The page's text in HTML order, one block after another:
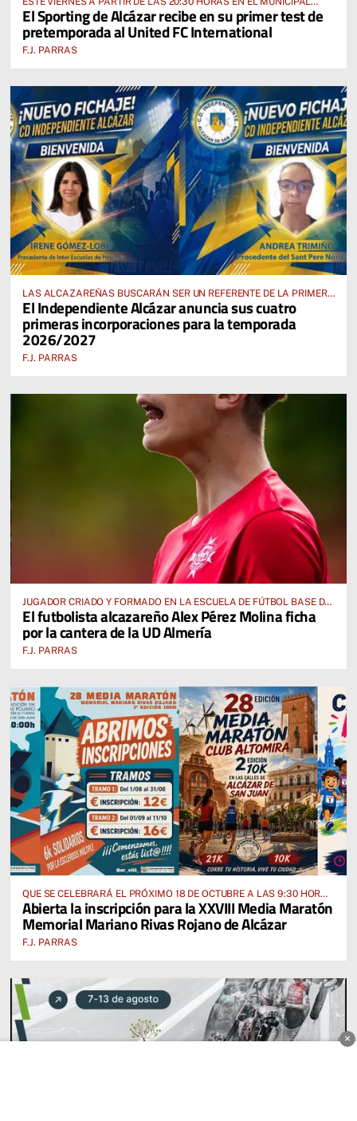
“MANUEL DELGADO MECO”
El Sporting de Alcázar recibe en su primer test de
pretemporada al United FC International
F.J. PARRAS
LAS ALCAZAREÑAS BUSCARÁN SER UN REFERENTE DE LA PRIMERA
AUTONÓMICA PREFERENTE FEMENINA
El Independiente Alcázar anuncia sus cuatro
primeras incorporaciones para la temporada
2026/2027
F.J. PARRAS
JUGADOR CRIADO Y FORMADO EN LA ESCUELA DE FÚTBOL BASE DE
ALCÁZAR DE SAN JUAN
El futbolista alcazareño Alex Pérez Molina ficha
por la cantera de la UD Almería
F.J. PARRAS
QUE SE CELEBRARÁ EL PRÓXIMO 18 DE OCTUBRE A LAS 9:30 HORAS
DESDE EL PABELLÓN VICENTE PANIAGUA
Abierta la inscripción para la XXVIII Media Maratón
Memorial Mariano Rivas Rojano de Alcázar
F.J. PARRAS
×